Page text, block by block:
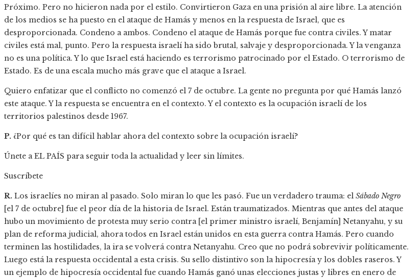
Próximo. Pero no hicieron nada por el estilo. Convirtieron Gaza en una prisión al aire libre. La atención
de los medios se ha puesto en el ataque de Hamás y menos en la respuesta de Israel, que es
desproporcionada. Condeno a ambos. Condeno el ataque de Hamás porque fue contra civiles. Y matar
civiles está mal, punto. Pero la respuesta israelí ha sido brutal, salvaje y desproporcionada. Y la venganza
no es una política. Y lo que Israel está haciendo es terrorismo patrocinado por el Estado. O terrorismo de
Estado. Es de una escala mucho más grave que el ataque a Israel.
Quiero enfatizar que el conflicto no comenzó el 7 de octubre. La gente no pregunta por qué Hamás lanzó
este ataque. Y la respuesta se encuentra en el contexto. Y el contexto es la ocupación israelí de los
territorios palestinos desde 1967.
P. ¿Por qué es tan difícil hablar ahora del contexto sobre la ocupación israelí?
Únete a EL PAÍS para seguir toda la actualidad y leer sin límites.
Suscríbete
R. Los israelíes no miran al pasado. Solo miran lo que les pasó. Fue un verdadero trauma: el Sábado Negro
[el 7 de octubre] fue el peor día de la historia de Israel. Están traumatizados. Mientras que antes del ataque
hubo un movimiento de protesta muy serio contra [el primer ministro israelí, Benjamín] Netanyahu, y su
plan de reforma judicial, ahora todos en Israel están unidos en esta guerra contra Hamás. Pero cuando
terminen las hostilidades, la ira se volverá contra Netanyahu. Creo que no podrá sobrevivir políticamente.
Luego está la respuesta occidental a esta crisis. Su sello distintivo son la hipocresía y los dobles raseros. Y
un ejemplo de hipocresía occidental fue cuando Hamás ganó unas elecciones justas y libres en enero de